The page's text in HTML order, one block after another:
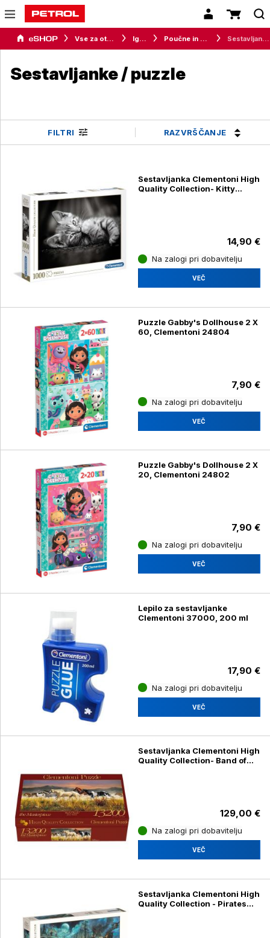
Vse za otroke Igrače Poučne in ustvarjalne igrače
Sestavljanke / puzzle
FILTRI RAZVRŠČANJE
Sestavljanka Clementoni High
Quality Collection- Kitty
14,90 €
Na zalogi pri dobavitelju
VEČ
Puzzle Gabby's Dollhouse 2 X
60, Clementoni 24804
7,90 €
Na zalogi pri dobavitelju
VEČ
Puzzle Gabby's Dollhouse 2 X
20, Clementoni 24802
7,90 €
Na zalogi pri dobavitelju
VEČ
Lepilo za sestavljanke
Clementoni 37000, 200 ml
17,90 €
Na zalogi pri dobavitelju
VEČ
Sestavljanka Clementoni High
Quality Collection- Band of
129,00 €
Na zalogi pri dobavitelju
VEČ
Sestavljanka Clementoni High
Quality Collection - Pirates